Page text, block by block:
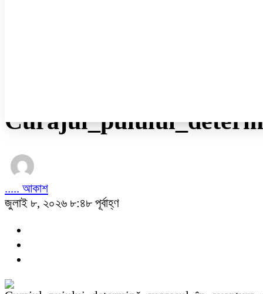
..... আকাশ
জুলাই ৮, ২০২৬ ৮:৪৮ পূর্বাহ্ণ